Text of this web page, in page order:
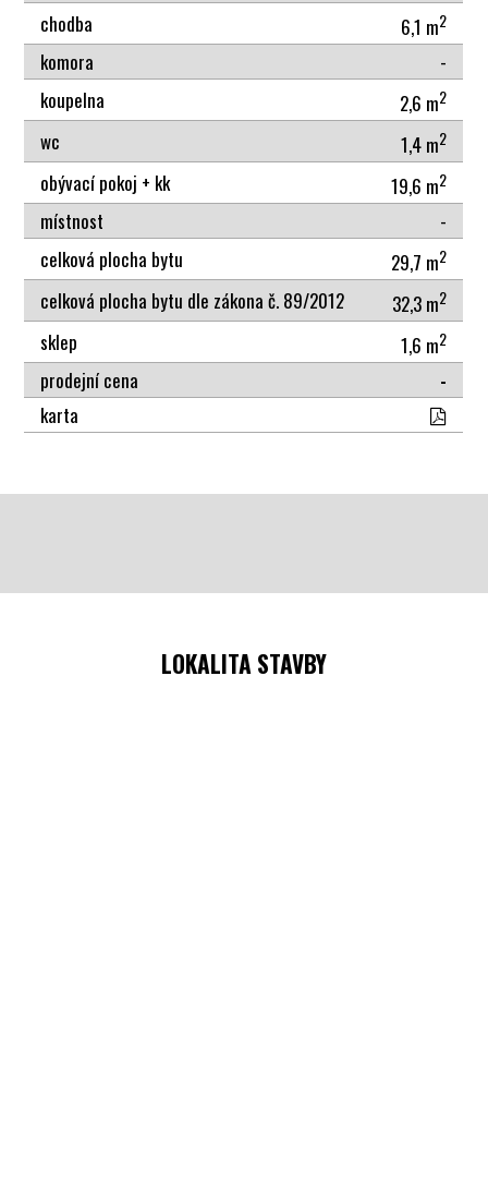
chodba
6,1 m2
komora
-
koupelna
2,6 m2
wc 1,4 m2
obývací pokoj + kk 19,6 m2
místnost
-
celková plocha bytu
29,7 m2
celková plocha bytu dle zákona č. 89/2012 32,3 m2
sklep 1,6 m2
prodejní cena
-
karta
LOKALITA STAVBY